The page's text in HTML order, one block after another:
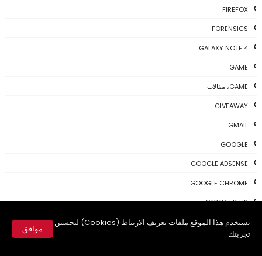
يستخدم هذا الموقع ملفات تعريف الارتباط (Cookies) لتحسين
تجربتك.
موافق
FIREFOX
FORENSICS
GALAXY NOTE 4
GAME
GAME، مقالات
GIVEAWAY
GMAIL
GOOGLE
GOOGLE ADSENSE
GOOGLE CHROME
GOOGLEPLUS
HIDDEN
IDMAN